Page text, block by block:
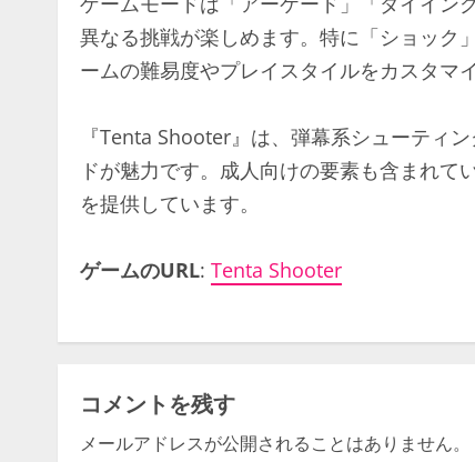
異なる挑戦が楽しめます。特に「ショック
ームの難易度やプレイスタイルをカスタマ
『Tenta Shooter』は、弾幕系シューティ
ドが魅力です。成人向けの要素も含まれ
を提供しています。​
ゲームのURL: Tenta Shooter
コメントを残す
メールアドレスが公開されることはありません。